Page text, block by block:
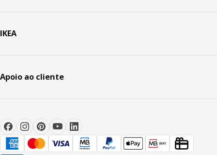
IKEA
Apoio ao cliente